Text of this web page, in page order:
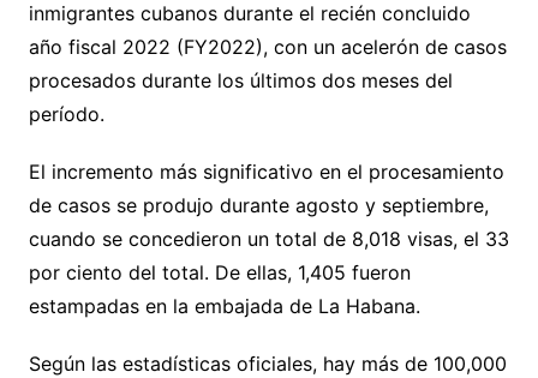
inmigrantes cubanos durante el recién concluido
año fiscal 2022 (FY2022), con un acelerón de casos
procesados durante los últimos dos meses del
período.
El incremento más significativo en el procesamiento
de casos se produjo durante agosto y septiembre,
cuando se concedieron un total de 8,018 visas, el 33
por ciento del total. De ellas, 1,405 fueron
estampadas en la embajada de La Habana.
Según las estadísticas oficiales, hay más de 100,000